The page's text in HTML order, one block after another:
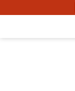
ke